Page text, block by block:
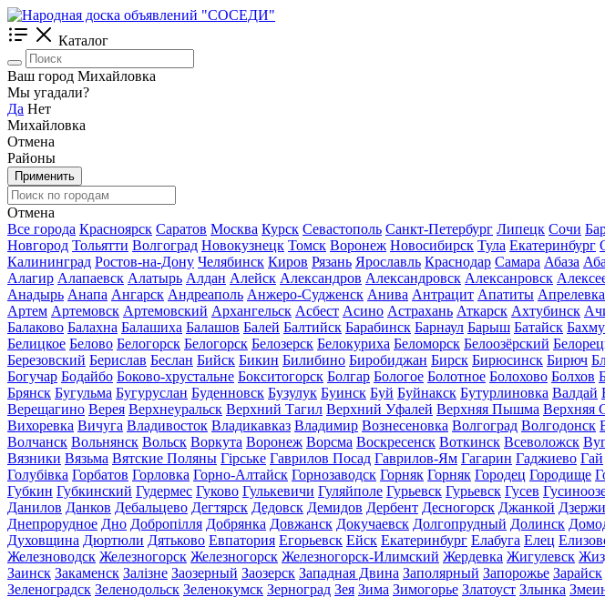
Каталог
Ваш город Михайловка
Мы угадали?
Да Нет
Михайловка
Отмена
Районы
Применить
Отмена
Все города Красноярск Саратов Москва Курск Севастополь Санкт-Петербург Липецк Сочи
Новгород Тольятти Волгоград Новокузнецк Томск Воронеж Новосибирск Тула Екатеринбург
Калининград Ростов-на-Дону Челябинск Киров Рязань Ярославль Краснодар Самара Абаза
Алагир Алапаевск Алатырь Алдан Алейск Александров Александровск Алексанровск
Анадырь Анапа Ангарск Андреаполь Анжеро-Судженск Анива Антрацит Апатиты Апрелевка
Артем Артемовск Артемовский Архангельск Асбест Асино Астрахань Аткарск Ахтубинск
Балаково Балахна Балашиха Балашов Балей Балтийск Барабинск Барнаул Барыш Батайск
Белицкое Белово Белогорск Белогорск Белозерск Белокуриха Беломорск Белоозёрский
Березовский Берислав Беслан Бийск Бикин Билибино Биробиджан Бирск Бирюсинск Бирюч
Богучар Бодайбо Боково-хрустальне Бокситогорск Болгар Бологое Болотное Болохово Болхов
Брянск Бугульма Бугуруслан Буденновск Бузулук Буинск Буй Буйнакск Бутурлиновка Валдай
Верещагино Верея Верхнеуральск Верхний Тагил Верхний Уфалей Верхняя Пышма Верхняя
Вихоревка Вичуга Владивосток Владикавказ Владимир Вознесеновка Волгоград Волгодонск
Волчанск Вольнянск Вольск Воркута Воронеж Ворсма Воскресенск Воткинск Всеволожск
Вязники Вязьма Вятские Поляны Гірське Гаврилов Посад Гаврилов-Ям Гагарин Гаджиево Гай
Голубівка Горбатов Горловка Горно-Алтайск Горнозаводск Горняк Горняк Городец Городище
Губкин Губкинский Гудермес Гуково Гулькевичи Гуляйполе Гурьевск Гурьевск Гусев
Данилов Данков Дебальцево Дегтярск Дедовск Демидов Дербент Десногорск Джанкой
Днепрорудное Дно Добропілля Добрянка Довжанск Докучаевск Долгопрудный Долинск
Духовщина Дюртюли Дятьково Евпатория Егорьевск Ейск Екатеринбург Елабуга Елец
Железноводск Железногорск Железногорск Железногорск-Илимский Жердевка Жигулевск
Заинск Закаменск Залізне Заозерный Заозерск Западная Двина Заполярный Запорожье Зарайск
Зеленоградск Зеленодольск Зеленокумск Зерноград Зея Зима Зимогорье Златоуст Злынка